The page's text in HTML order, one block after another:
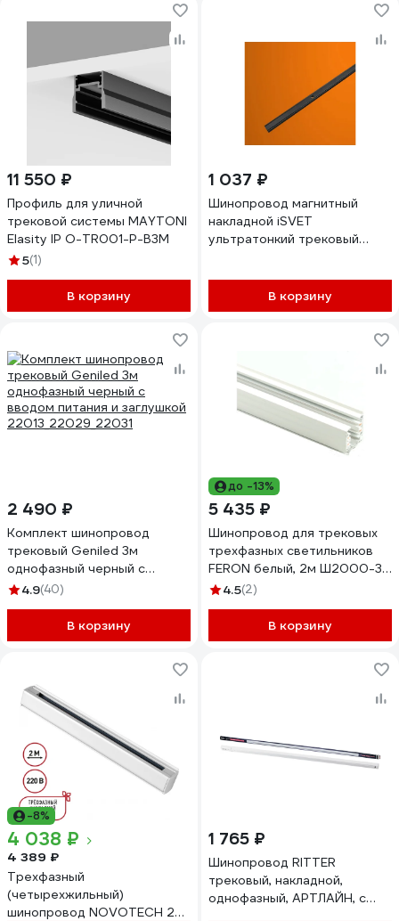
11 550 ₽
Профиль для уличной
трековой системы MAYTONI
Elasity IP O-TR001-P-B3M
5(1)
В корзину
1 037 ₽
Шинопровод магнитный
накладной iSVET
ультратонкий трековый
В корзину
2 490 ₽
Комплект шинопровод
трековый Geniled 3м
однофазный черный с
вводом питания и заглушкой
4.9(40)
В корзину
до -13%
5 435 ₽
Шинопровод для трековых
трехфазных светильников
FERON белый, 2м Ш2000-3
411114.5(2)
В корзину
-8%
4 038 ₽
4 389 ₽
Трехфазный
(четырехжильный)
шинопровод NOVOTECH 2м,
1 765 ₽
Шинопровод RITTER
трековый, накладной,
однофазный, АРТЛАЙН, с